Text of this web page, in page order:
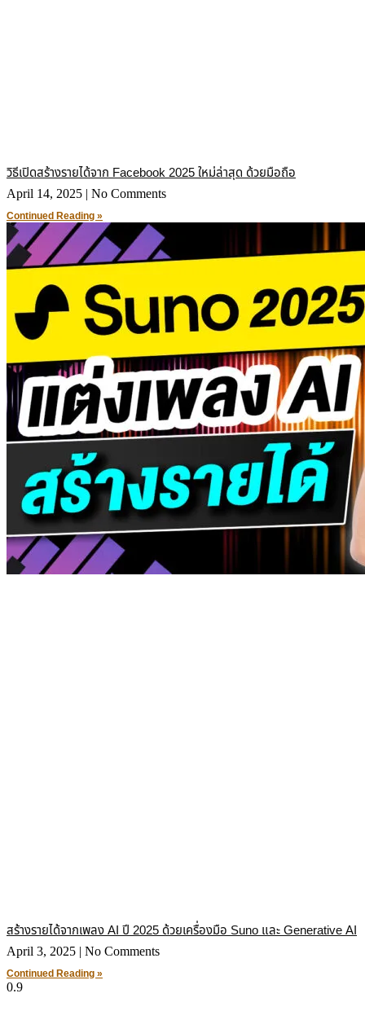
วิธีเปิดสร้างรายได้จาก Facebook 2025 ใหม่ล่าสุด ด้วยมือถือ
April 14, 2025 No Comments
Continued Reading »
สร้างรายได้จากเพลง AI ปี 2025 ด้วยเครื่องมือ Suno และ Generative AI
April 3, 2025 No Comments
Continued Reading »